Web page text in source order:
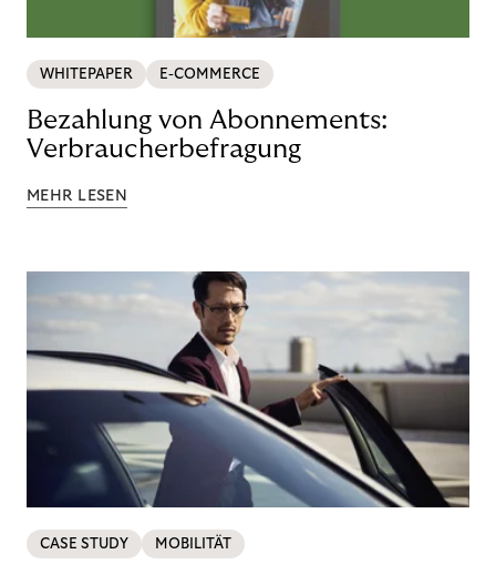
WHITEPAPER E-COMMERCE
Bezahlung von Abonnements:
Verbraucherbefragung
MEHR LESEN
CASE STUDY MOBILITÄT